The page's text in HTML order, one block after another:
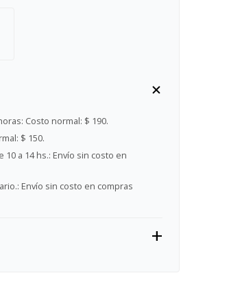
Costo normal: $ 190.
$ 150.
a 14 hs.: Envío sin costo en
Envío sin costo en compras